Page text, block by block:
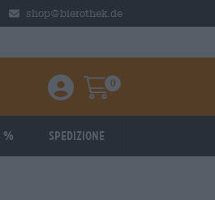
shop@bierothek.de
Einloggen / Anmelden
Warenkorb
0
Spedizione